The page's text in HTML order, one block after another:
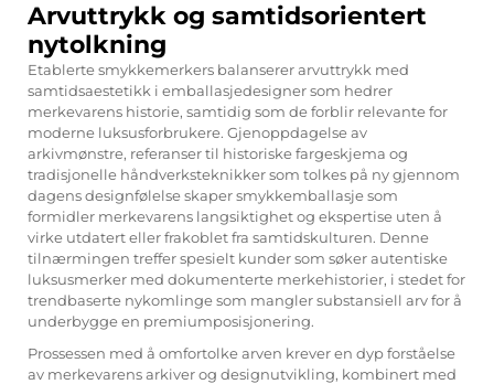
Arvuttrykk og samtidsorientert
nytolkning
Etablerte smykkemerkers balanserer arvuttrykk med
samtidsaestetikk i emballasjedesigner som hedrer
merkevarens historie, samtidig som de forblir relevante for
moderne luksusforbrukere. Gjenoppdagelse av
arkivmønstre, referanser til historiske fargeskjema og
tradisjonelle håndverksteknikker som tolkes på ny gjennom
dagens designfølelse skaper smykkemballasje som
formidler merkevarens langsiktighet og ekspertise uten å
virke utdatert eller frakoblet fra samtidskulturen. Denne
tilnærmingen treffer spesielt kunder som søker autentiske
luksusmerker med dokumenterte merkehistorier, i stedet for
trendbaserte nykomlinge som mangler substansiell arv for å
underbygge en premiumposisjonering.
Prossessen med å omfortolke arven krever en dyp forståelse
av merkevarens arkiver og designutvikling, kombinert med